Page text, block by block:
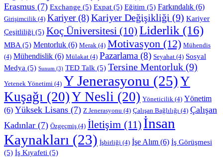
Erasmus (7) Exchange (5) Expat (5) Eğitim (5) Farkındalık (6)
Girişimcilik (4) Kariyer(8)Kariyer Değişikliği (9) Kariyer
Çeşitliliği (5) Koç Üniversitesi (10) Liderlik (16)
MBA (5) Mentorluk (6) Merak (4) Motivasyon (12) Mühendis
(4) Mühendislik (6) Mülakat (4) Pazarlama (8) Seyahat (4) Sosyal
Medya (5) Sunum (3) TED Talk (5) Tersine Mentorluk (9)
Yetenek Yönetimi (4) Y Jenerasyonu (25)Y
Kuşağı (20)Y Nesli (20) Yöneticilik (4) Yönetim
(6) Yüksek Lisans (7) Z Jenerasyonu (4) Çalışan Bağlılığı (4) Çalışan
Kadınlar (7) Özgeçmiş (4) İletişim (11) İnsan
Kaynakları (23) İşbirliği (4) İşe Alım (6) İş Görüşmesi
(5) İş Kıyafeti (5)